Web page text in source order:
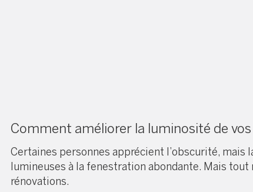
Comment améliorer la luminosité de
Certaines personnes apprécient l’obscurité, mais
lumineuses à la fenestration abondante. Mais
rénovations.